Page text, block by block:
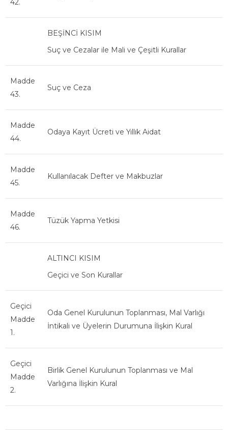
42.
BEŞİNCİ KISIM
Suç ve Cezalar ile Mali ve Çeşitli Kurallar
Madde
43.
Suç ve Ceza
Madde
44.
Odaya Kayıt Ücreti ve Yıllık Aidat
Madde
45.
Kullanılacak Defter ve Makbuzlar
Madde
46.
Tüzük Yapma Yetkisi
ALTINCI KISIM
Geçici ve Son Kurallar
Geçici
Madde
1.
Oda Genel Kurulunun Toplanması, Mal Varlığı
İntikali ve Üyelerin Durumuna İlişkin Kural
Geçici
Madde
2.
Birlik Genel Kurulunun Toplanması ve Mal
Varlığına İlişkin Kural